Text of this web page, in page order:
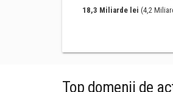
18,3 Miliarde lei (4,2
Top domenii de